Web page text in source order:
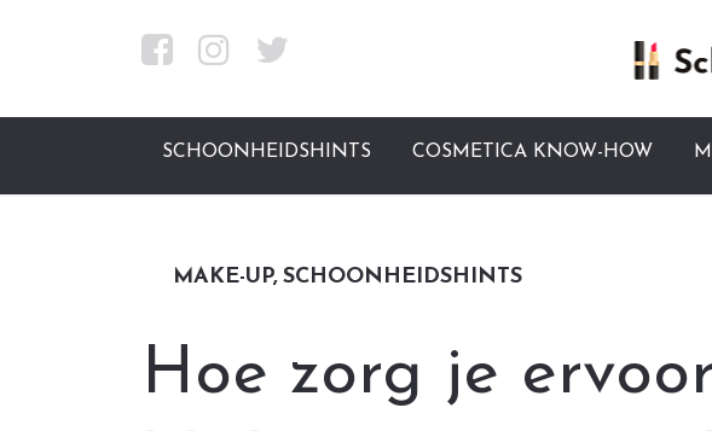
SCHOONHEIDSHINTS COSMETICA KNOW-HOW
MAKE-UP SCHOONHEIDSHINTS
Hoe zorg je